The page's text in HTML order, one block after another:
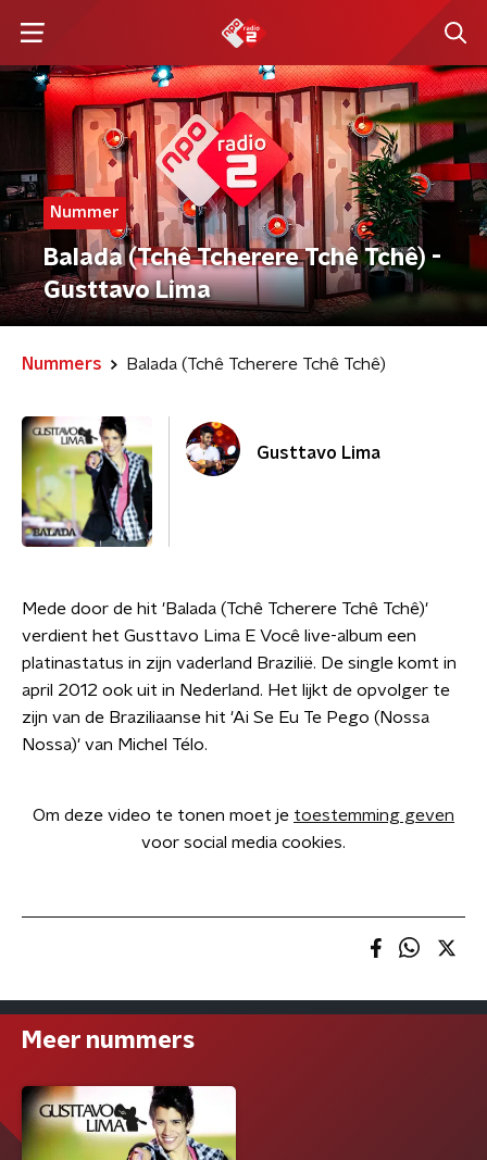
Nummer
Balada (Tchê Tcherere Tchê Tchê) -
Gusttavo Lima
Nummers Balada (Tchê Tcherere Tchê Tchê)
Gusttavo Lima
Mede door de hit 'Balada (Tchê Tcherere Tchê Tchê)'
verdient het Gusttavo Lima E Você live-album een
platinastatus in zijn vaderland Brazilië. De single komt in
april 2012 ook uit in Nederland. Het lijkt de opvolger te
zijn van de Braziliaanse hit 'Ai Se Eu Te Pego (Nossa
Nossa)' van Michel Télo.
Om deze video te tonen moet je toestemming geven
voor social media cookies.
Meer nummers